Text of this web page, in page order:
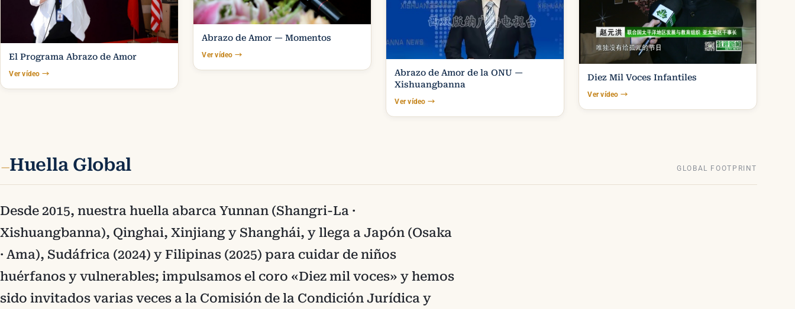
El Programa Abrazo de Amor
Ver vídeo →
Abrazo de Amor — Momentos
Ver vídeo →
Abrazo de Amor de la ONU —
Xishuangbanna
Ver vídeo →
Diez Mil Voces Infantiles
Ver vídeo →
—Huella Global GLOBAL FOOTPRINT
Desde 2015, nuestra huella abarca Yunnan (Shangri-La ·
Xishuangbanna), Qinghai, Xinjiang y Shanghái, y llega a Japón (Osaka
· Ama), Sudáfrica (2024) y Filipinas (2025) para cuidar de niños
huérfanos y vulnerables; impulsamos el coro «Diez mil voces» y hemos
sido invitados varias veces a la Comisión de la Condición Jurídica y